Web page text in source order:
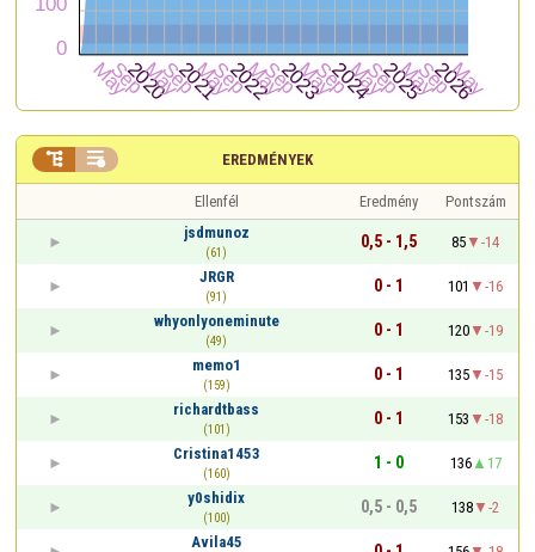
EREDMÉNYEK
 
Ellenfél Eredmény
Pontszám
jsdmunoz
(61)
0,5 - 1,5 85
-14
JRGR
(91)
0 - 1 101
-16
whyonlyoneminute
(49)
0 - 1 120
-19
memo1
(159)
0 - 1 135
-15
richardtbass
(101)
0 - 1 153
-18
Cristina1453
(160)
1 - 0 136
17
y0shidix
(100)
0,5 - 0,5 138
-2
Avila45